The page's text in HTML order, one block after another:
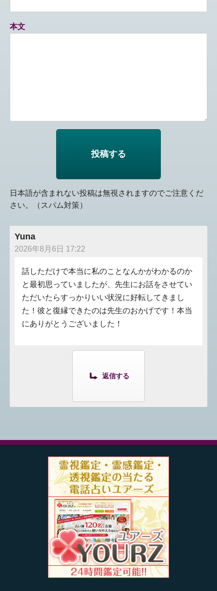
本文
日本語が含まれない投稿は無視されますのでご注意くだ
さい。（スパム対策）
Yuna
2026年8月6日 17:22
話しただけで本当に私のことなんかがわかるのか
と最初思っていましたが、先生にお話をさせてい
ただいたらすっかりいい状況に好転してきまし
た！彼と復縁できたのは先生のおかげです！本当
にありがとうございました！
返信する